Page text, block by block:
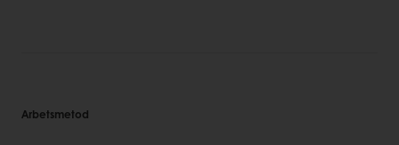
Arbetsmetod